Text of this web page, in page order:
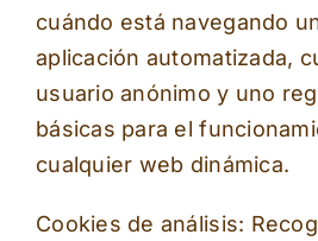
cuándo está navegando
aplicación automatizada,
usuario anónimo y uno
básicas para el
cualquier web dinámica.
Cookies de análisis: